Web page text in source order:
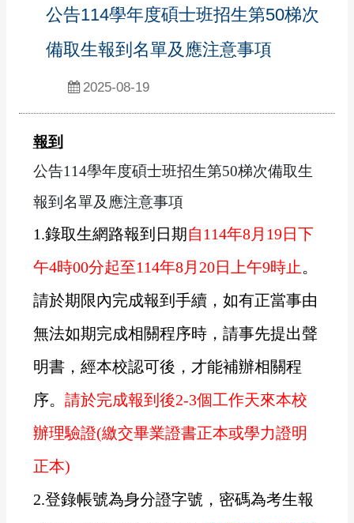
公告114學年度碩士班招生第50梯次
備取生報到名單及應注意事項
2025-08-19
報到
公告114學年度碩士班招生第50梯次備取生
報到名單及應注意事項
1.錄取生網路報到日期自114年8月19日 下
午4時00分起至114年8月20日上午9時止。
請於期限內完成報到手續，如有正當事由
無法如期完成相關程序時，請事先提出聲
明書，經本校認可後，才能補辦相關程
序。 請於完成報到後2-3個工作天來本校
辦理驗證(繳交畢業證書正本或學力證明
正本)
2.登錄帳號為身分證字號，密碼為考生報